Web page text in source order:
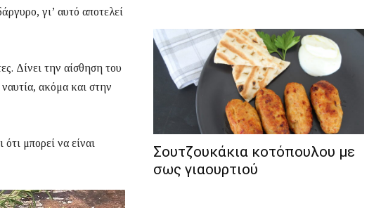
γι’ αυτό αποτελεί
Δίνει την αίσθηση του
ακόμα και στην
μπορεί να είναι
Σουτζουκάκια κοτόπουλου με
σως γιαουρτιού